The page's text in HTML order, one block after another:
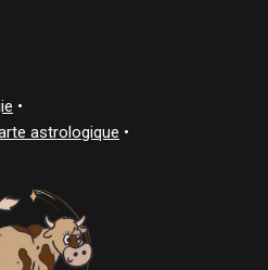
•
astrologique •